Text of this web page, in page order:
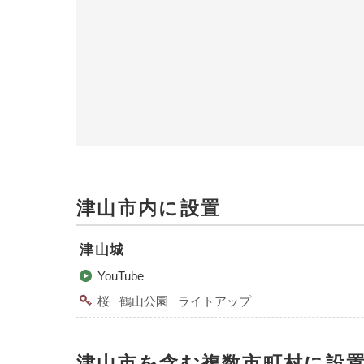
津山市内に設置
津山城
YouTube
桜
鶴山公園 ライトアップ